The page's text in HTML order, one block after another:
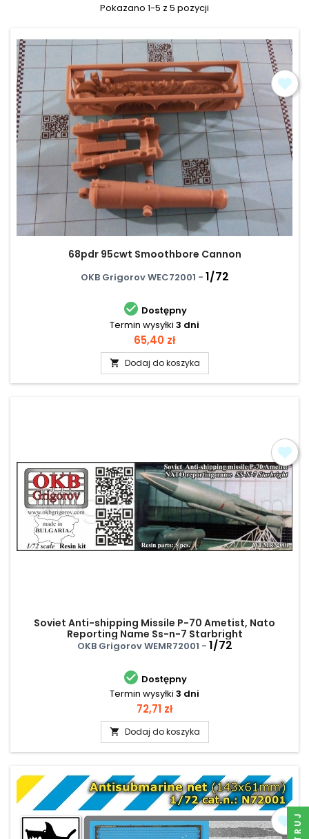
Pokazano 1-5 z 5 pozycji
68pdr 95cwt Smoothbore Cannon
OKB Grigorov WEC72001 - 1/72
 Dostępny
Termin wysyłki 3 dni
Cena
65,40 zł
 Dodaj do koszyka
Soviet Anti-shipping Missile P-70 Ametist, Nato
Reporting Name Ss-n-7 Starbright
OKB Grigorov WEMR72001 - 1/72
 Dostępny
Termin wysyłki 3 dni
Cena
72,71 zł
 Dodaj do koszyka